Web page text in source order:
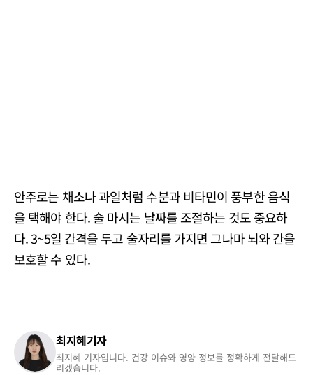
안주로는 채소나 과일처럼 수분과 비타민이 풍부한 음식
을 택해야 한다. 술 마시는 날짜를 조절하는 것도 중요하
다. 3~5일 간격을 두고 술자리를 가지면 그나마 뇌와 간을
보호할 수 있다.
최지혜기자
최지혜 기자입니다. 건강 이슈와 영양 정보를 정확하게 전달해드
리겠습니다.